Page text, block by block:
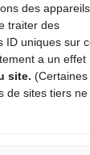
des appareils.
traiter des
ID uniques sur
a un effet
site. (Certaines
de sites tiers ne